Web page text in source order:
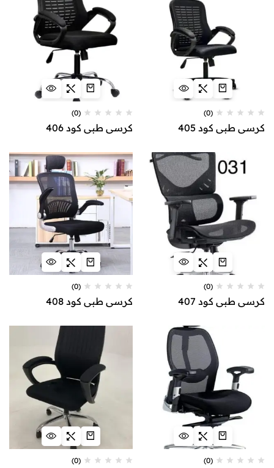
(0)
كرسي طبي كود 405
(0)
كرسي طبي كود 406
(0)
كرسي طبي كود 407
(0)
كرسي طبي كود 408
(0)
(0)